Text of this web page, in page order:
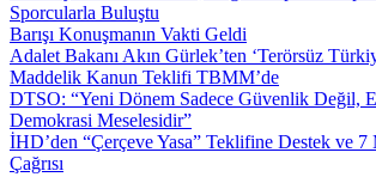
Sporcularla Buluştu
Barışı Konuşmanın Vakti Geldi
Adalet Bakanı Akın Gürlek’ten ‘Terörsüz
Maddelik Kanun Teklifi TBMM’de
DTSO: “Yeni Dönem Sadece Güvenlik Değil,
Demokrasi Meselesidir”
İHD’den “Çerçeve Yasa” Teklifine Destek ve
Çağrısı